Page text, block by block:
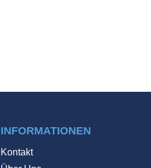
INFORMATIONEN
Kontakt